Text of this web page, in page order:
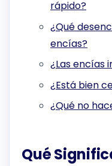
rápido?
¿Qué
encías?
¿Las encías
¿Está bien
¿Qué no
Qué